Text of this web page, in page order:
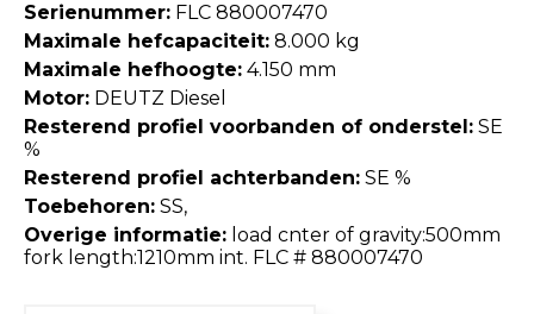
Serienummer: FLC 880007470
Maximale hefcapaciteit: 8.000 kg
Maximale hefhoogte: 4.150 mm
Motor: DEUTZ Diesel
Resterend profiel voorbanden of onderstel: SE
%
Resterend profiel achterbanden: SE %
Toebehoren: SS,
Overige informatie: load cnter of gravity:500mm
fork length:1210mm int. FLC # 880007470